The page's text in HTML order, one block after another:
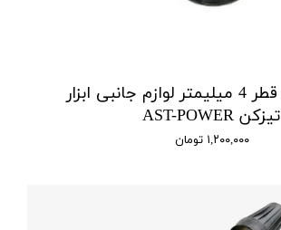
فشنگی U2 قطر 4 میلیمتر لوازم جانبی ابزار
تیزکن AST-POWER
۱,۲۰۰,۰۰۰ تومان